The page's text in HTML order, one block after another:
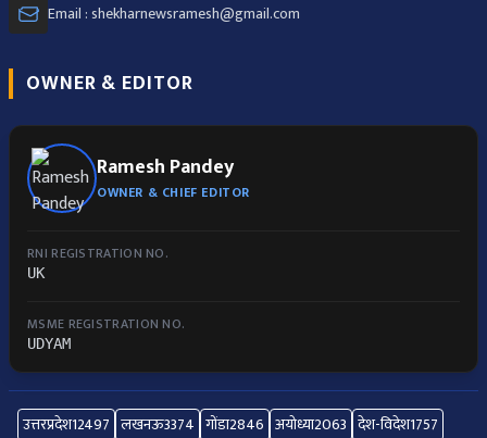
Email : shekharnewsramesh@gmail.com
OWNER & EDITOR
Ramesh Pandey
OWNER & CHIEF EDITOR
RNI REGISTRATION NO.
UK
MSME REGISTRATION NO.
UDYAM
उत्तरप्रदेश12497 लखनऊ3374 गोंडा2846 अयोध्या2063 देश-विदेश1757